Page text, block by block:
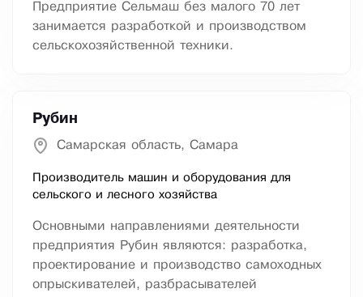
Предприятие Сельмаш без малого 70 лет
занимается разработкой и производством
сельскохозяйственной техники.
Рубин
Самарская область, Самара
Производитель машин и оборудования для
сельского и лесного хозяйства
Основными направлениями деятельности
предприятия Рубин являются: разработка,
проектирование и производство самоходных
опрыскивателей, разбрасывателей